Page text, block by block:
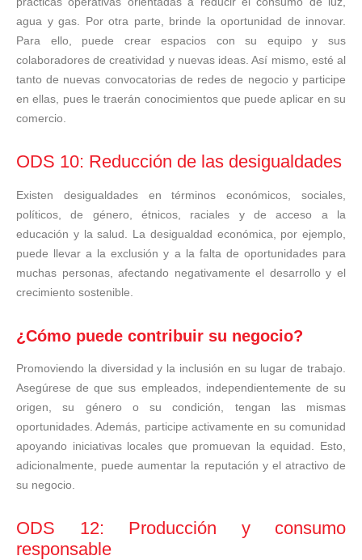
agua y gas. Por otra parte, brinde la oportunidad de innovar.
Para ello, puede crear espacios con su equipo y sus
colaboradores de creatividad y nuevas ideas. Así mismo, esté al
tanto de nuevas convocatorias de redes de negocio y participe
en ellas, pues le traerán conocimientos que puede aplicar en su
comercio.
ODS 10: Reducción de las desigualdades
Existen desigualdades en términos económicos
sociales,
políticos, de género, étnicos, raciales y de acceso a la
educación y la salud. La desigualdad económica, por ejemplo,
puede llevar a la exclusión y a la falta de oportunidades para
muchas personas, afectando negativamente el desarrollo y el
crecimiento sostenible.
¿Cómo puede contribuir su negocio?
Promoviendo la diversidad y la inclusión en su lugar de trabajo.
Asegúrese de que sus empleados, independientemente de su
origen, su género o su condición, tengan las mismas
oportunidades. Además, participe activamente en su comunidad
apoyando iniciativas locales que promuevan la equidad. Esto,
adicionalmente, puede aumentar la reputación y el atractivo de
su negocio.
ODS 12: Producción y consumo
responsable